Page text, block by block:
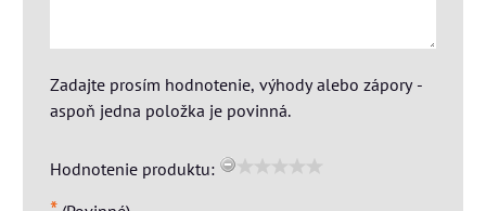
Zadajte prosím hodnotenie, výhody alebo zápory -
aspoň jedna položka je povinná.
Hodnotenie produktu: